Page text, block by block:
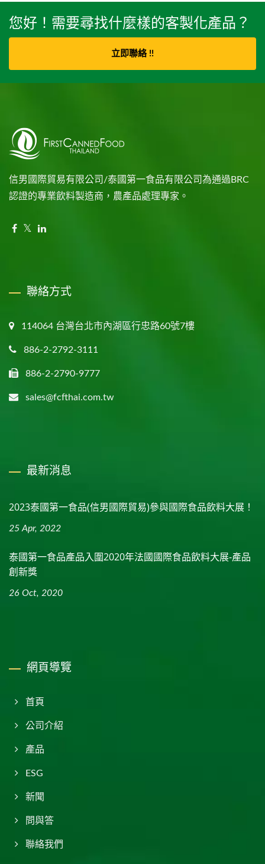
您好！需要尋找什麼樣的客製化產品？
立即聯絡 !!
信男國際貿易有限公司/泰國第一食品有限公司為通過BRC
認證的專業飲料製造商，農產品處理專家。
聯絡方式
114064 台灣台北市內湖區行忠路60號7樓
886-2-2792-3111
886-2-2790-9777
sales@fcfthai.com.tw
最新消息
2023泰國第一食品(信男國際貿易)參與國際食品飲料大展！
25 Apr, 2022
泰國第一食品產品入圍2020年法國國際食品飲料大展-產品
創新獎
26 Oct, 2020
網頁導覽
首頁
公司介紹
產品
ESG
新聞
問與答
聯絡我們